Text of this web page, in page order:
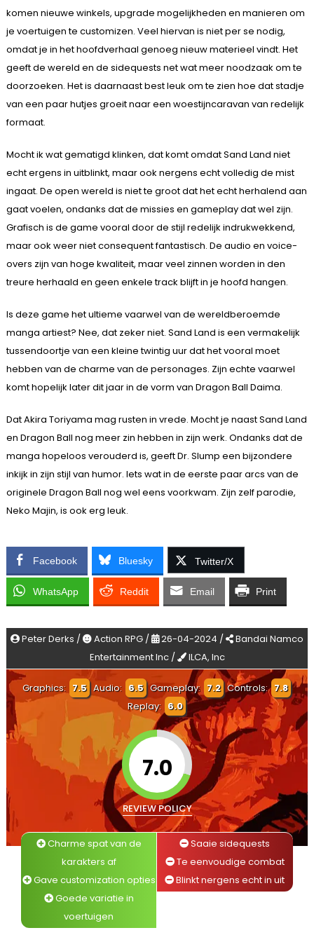
komen nieuwe winkels, upgrade mogelijkheden en manieren om
je voertuigen te customizen. Veel hiervan is niet per se nodig,
omdat je in het hoofdverhaal genoeg nieuw materieel vindt. Het
geeft de wereld en de sidequests net wat meer noodzaak om te
doorzoeken. Het is daarnaast best leuk om te zien hoe dat stadje
van een paar hutjes groeit naar een woestijncaravan van redelijk
formaat.
Mocht ik wat gematigd klinken, dat komt omdat Sand Land niet
echt ergens in uitblinkt, maar ook nergens echt volledig de mist
ingaat. De open wereld is niet te groot dat het echt herhalend aan
gaat voelen, ondanks dat de missies en gameplay dat wel zijn.
Grafisch is de game vooral door de stijl redelijk indrukwekkend,
maar ook weer niet consequent fantastisch. De audio en voice-
overs zijn van hoge kwaliteit, maar veel zinnen worden in den
treure herhaald en geen enkele track blijft in je hoofd hangen.
Is deze game het ultieme vaarwel van de wereldberoemde
manga artiest? Nee, dat zeker niet. Sand Land is een vermakelijk
tussendoortje van een kleine twintig uur dat het vooral moet
hebben van de charme van de personages. Zijn echte vaarwel
komt hopelijk later dit jaar in de vorm van Dragon Ball Daima.
Dat Akira Toriyama mag rusten in vrede. Mocht je naast Sand Land
en Dragon Ball nog meer zin hebben in zijn werk. Ondanks dat de
manga hopeloos verouderd is, geeft Dr. Slump een bijzondere
inkijk in zijn stijl van humor. Iets wat in de eerste paar arcs van de
originele Dragon Ball nog wel eens voorkwam. Zijn zelf parodie,
Neko Majin, is ook erg leuk.
Facebook Bluesky Twitter/X
WhatsApp Reddit Email Print
Peter Derks / Action RPG / 26-04-2024 /
Bandai Namco
Entertainment Inc /
ILCA, Inc
Graphics: 7.5 Audio: 6.5 Gameplay: 7.2 Controls: 7.8
Replay: 6.0
7.0
REVIEW POLICY
Charme spat van de
karakters af
Gave customization opties
Goede variatie in
voertuigen
Saaie sidequests
Te eenvoudige combat
Blinkt nergens echt in uit